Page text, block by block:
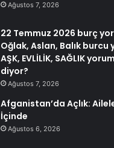
Ağustos 7, 2026
22 Temmuz 2026 burç
Oğlak, Aslan, Balık burcu
AŞK, EVLİLİK, SAĞLIK
diyor?
Ağustos 7, 2026
Afganistan’da Açlık:
İçinde
Ağustos 6, 2026